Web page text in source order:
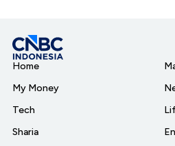
Home
My Money
Tech
Sharia